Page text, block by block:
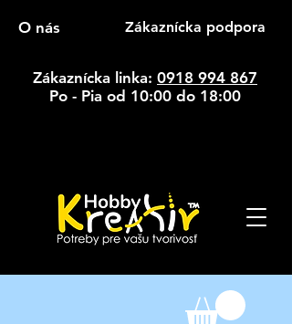
O nás Zákaznícka podpora
Zákaznícka linka: 0918 994 867
Po - Pia od 10:00 do 18:00